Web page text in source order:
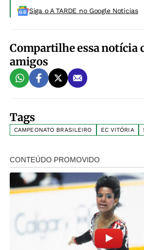
Siga o A TARDE no Google Noticias
Compartilhe essa notícia
amigos
Tags
CAMPEONATO BRASILEIRO EC VITÓRIA